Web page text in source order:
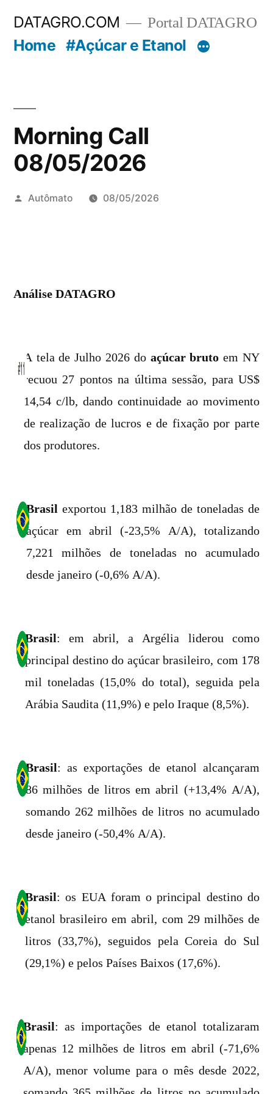
DATAGRO.COM Portal DATAGRO
Home #Açúcar e Etanol
Morning Call
08/05/2026
Publicado
Autômato 08/05/2026
Análise DATAGRO
A tela de Julho 2026 do açúcar bruto em NY
recuou 27 pontos na última sessão, para US$
14,54 c/lb, dando continuidade ao movimento
de realização de lucros e de fixação por parte
dos produtores.
Brasilexportou 1,183 milhão de toneladas de
açúcar em abril (-23,5% A/A), totalizando
7,221 milhões de toneladas no acumulado
desde janeiro (-0,6% A/A).
Brasil: em abril, a Argélia liderou como
principal destino do açúcar brasileiro, com 178
mil toneladas (15,0% do total), seguida pela
Arábia Saudita (11,9%) e pelo Iraque (8,5%).
Brasil: as exportações de etanol alcançaram
86 milhões de litros em abril (+13,4% A/A),
somando 262 milhões de litros no acumulado
desde janeiro (-50,4% A/A).
Brasil: os EUA foram o principal destino do
etanol brasileiro em abril, com 29 milhões de
litros (33,7%), seguidos pela Coreia do Sul
(29,1%) e pelos Países Baixos (17,6%).
Brasil: as importações de etanol totalizaram
apenas 12 milhões de litros em abril (-71,6%
A/A), menor volume para o mês desde 2022,